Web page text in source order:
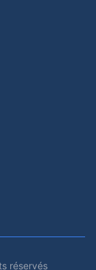
réservés